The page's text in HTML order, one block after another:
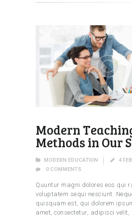
Modern
Methods in Our
MODERN EDUCATION
4
0 COMMENTS
Quuntur magni dolores eos qui
voluptatem sequi nesciunt.
quisquam est, qui dolorem
amet, consectetur, adipisci velit,